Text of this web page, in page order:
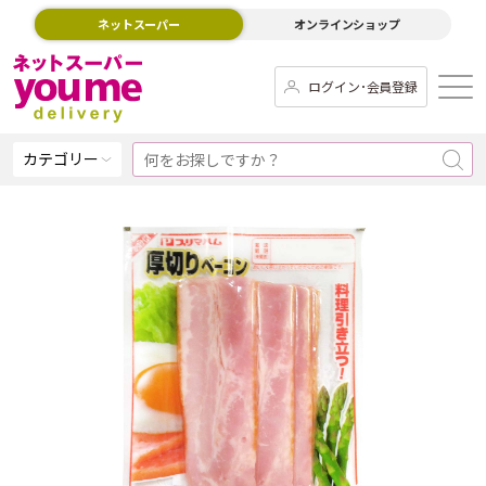
ネットスーパー オンラインショップ
ログイン･会員登録
カテゴリー